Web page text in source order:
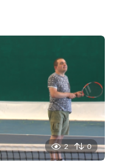
2 0